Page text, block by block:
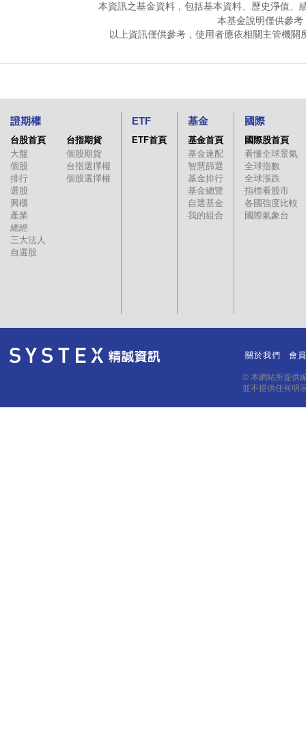
本資訊之基金資料，包括基本資料、歷史淨值、
本基金說明僅供參
以上資訊僅供參考，使用者應依相關主管機
證期權
台股首頁
大盤
個股
排行
選股
興櫃
產業
總經
三大法人
自選股
台指期貨
個股期貨
台指選擇權
個股選擇權
ETF
ETF首頁
基金
基金首頁
基金速配
智慧篩選
基金排行
基金總覽
自選基金
我的組合
國際
國際股首頁
看懂全球景氣
全球指數
全球漲跌
指標看股市
各國強度比較
國際氣象台
關於我們 會
© 本網站所提供
並不提供任何明